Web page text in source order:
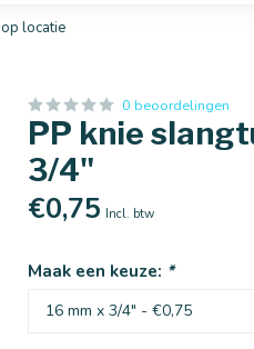
locatie
0 beoordelingen
PP knie
3/4"
€0,75 Incl. btw
Maak een keuze: *